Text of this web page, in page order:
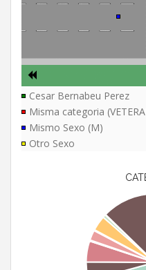
Cesar Bernabeu Perez
Misma categoria
Mismo Sexo (M)
Otro Sexo